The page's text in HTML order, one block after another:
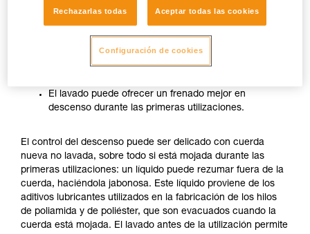
especialmente para las cuerdas que se utilizarán a
El lavado puede ofrecer un frenado mejor en
descenso durante las primeras utilizaciones.
El control del descenso puede ser delicado con cuerda
nueva no lavada, sobre todo si está mojada durante las
primeras utilizaciones: un líquido puede rezumar fuera de la
cuerda, haciéndola jabonosa. Este líquido proviene de los
aditivos lubricantes utilizados en la fabricación de los hilos
de poliamida y de poliéster, que son evacuados cuando la
cuerda está mojada. El lavado antes de la utilización permite
Rechazarlas todas Aceptar todas las cookies
Configuración de cookies